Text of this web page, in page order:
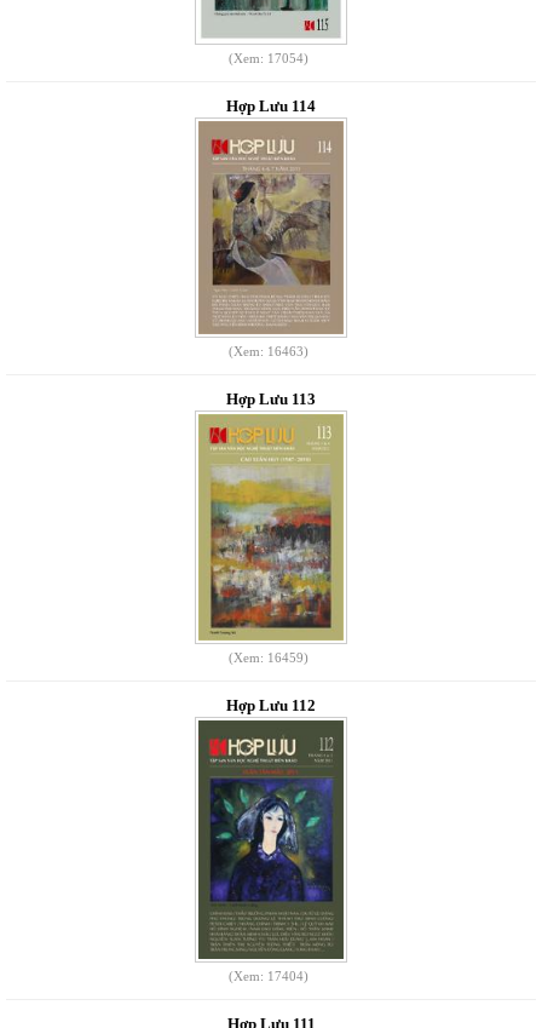
(Xem: 17054)
Hợp Lưu 114
(Xem: 16463)
Hợp Lưu 113
(Xem: 16459)
Hợp Lưu 112
(Xem: 17404)
Hợp Lưu 111